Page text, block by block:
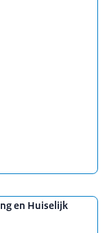
en Huiselijk